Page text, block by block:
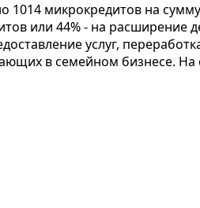
микрокредитов на
или 44% - на
услуг,
в семейном бизнесе.